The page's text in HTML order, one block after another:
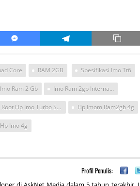
Core RAM 2GB Spesifikasi Imo Tt6
Imo Ram 2 Gb Imo Ram 2gb Internal 32
Root Hp Imo Turbo Suport 4g Hp Imom Ram2gb 4g
Hp Imo 4g
Profil Penulis: